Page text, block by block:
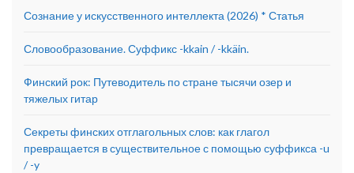
Сознание у искусственного интеллекта (2026) * Статья
Словообразование. Суффикс -kkain / -kkäin.
Финский рок: Путеводитель по стране тысячи озер и
тяжелых гитар
Секреты финских отглагольных слов: как глагол
превращается в существительное с помощью суффикса -u
/ -y